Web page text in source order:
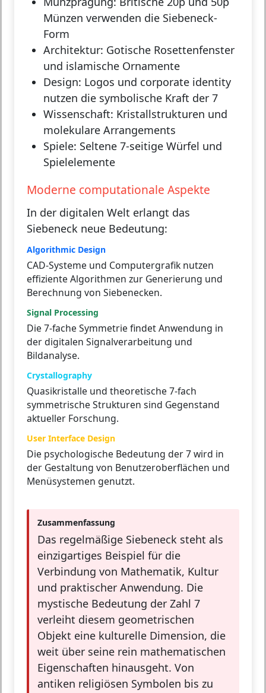
Münzen verwenden die Siebeneck-
Form
Architektur: Gotische Rosettenfenster
und islamische Ornamente
Design: Logos und corporate identity
nutzen die symbolische Kraft der 7
Wissenschaft: Kristallstrukturen und
molekulare Arrangements
Spiele: Seltene 7-seitige Würfel und
Spielelemente
Moderne computationale Aspekte
In der digitalen Welt erlangt das
Siebeneck neue Bedeutung:
Algorithmic Design
CAD-Systeme und Computergrafik nutzen
effiziente Algorithmen zur Generierung und
Berechnung von Siebenecken.
Signal Processing
Die 7-fache Symmetrie findet Anwendung in
der digitalen Signalverarbeitung und
Bildanalyse.
Crystallography
Quasikristalle und theoretische 7-fach
symmetrische Strukturen sind Gegenstand
aktueller Forschung.
User Interface Design
Die psychologische Bedeutung der 7 wird in
der Gestaltung von Benutzeroberflächen und
Menüsystemen genutzt.
Zusammenfassung
Das regelmäßige Siebeneck steht als
einzigartiges Beispiel für die
Verbindung von Mathematik, Kultur
und praktischer Anwendung. Die
mystische Bedeutung der Zahl 7
verleiht diesem geometrischen
Objekt eine kulturelle Dimension, die
weit über seine rein mathematischen
Eigenschaften hinausgeht. Von
antiken religiösen Symbolen bis zu